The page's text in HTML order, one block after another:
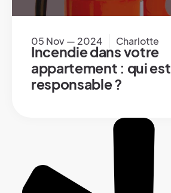
05 Nov — 2024 Charlotte
Incendie dans votre
appartement : qui est
responsable ?